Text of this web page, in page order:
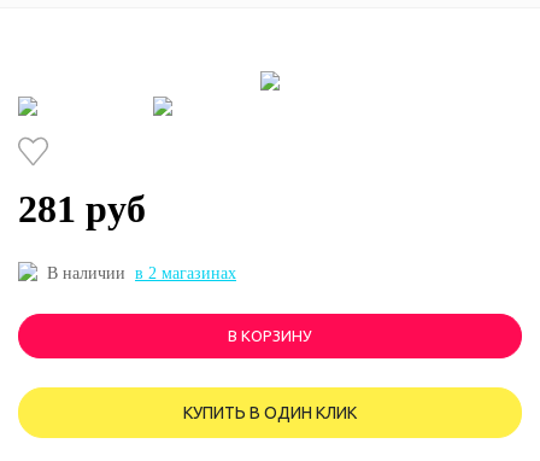
281 руб
В наличии в 2 магазинах
В КОРЗИНУ
КУПИТЬ В ОДИН КЛИК